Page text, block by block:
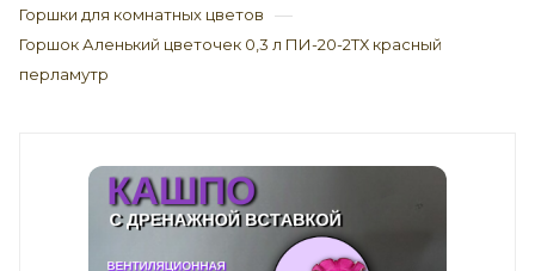
Горшки для комнатных цветов —
Горшок Аленький цветочек 0,3 л ПИ-20-2ТХ красный
перламутр